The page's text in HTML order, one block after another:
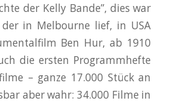
der Kelly Bande”, dies war
in Melbourne lief, in USA
Ben Hur, ab 1910
die ersten Programmhefte
– ganze 17.000 Stück an
aber wahr: 34.000 Filme in